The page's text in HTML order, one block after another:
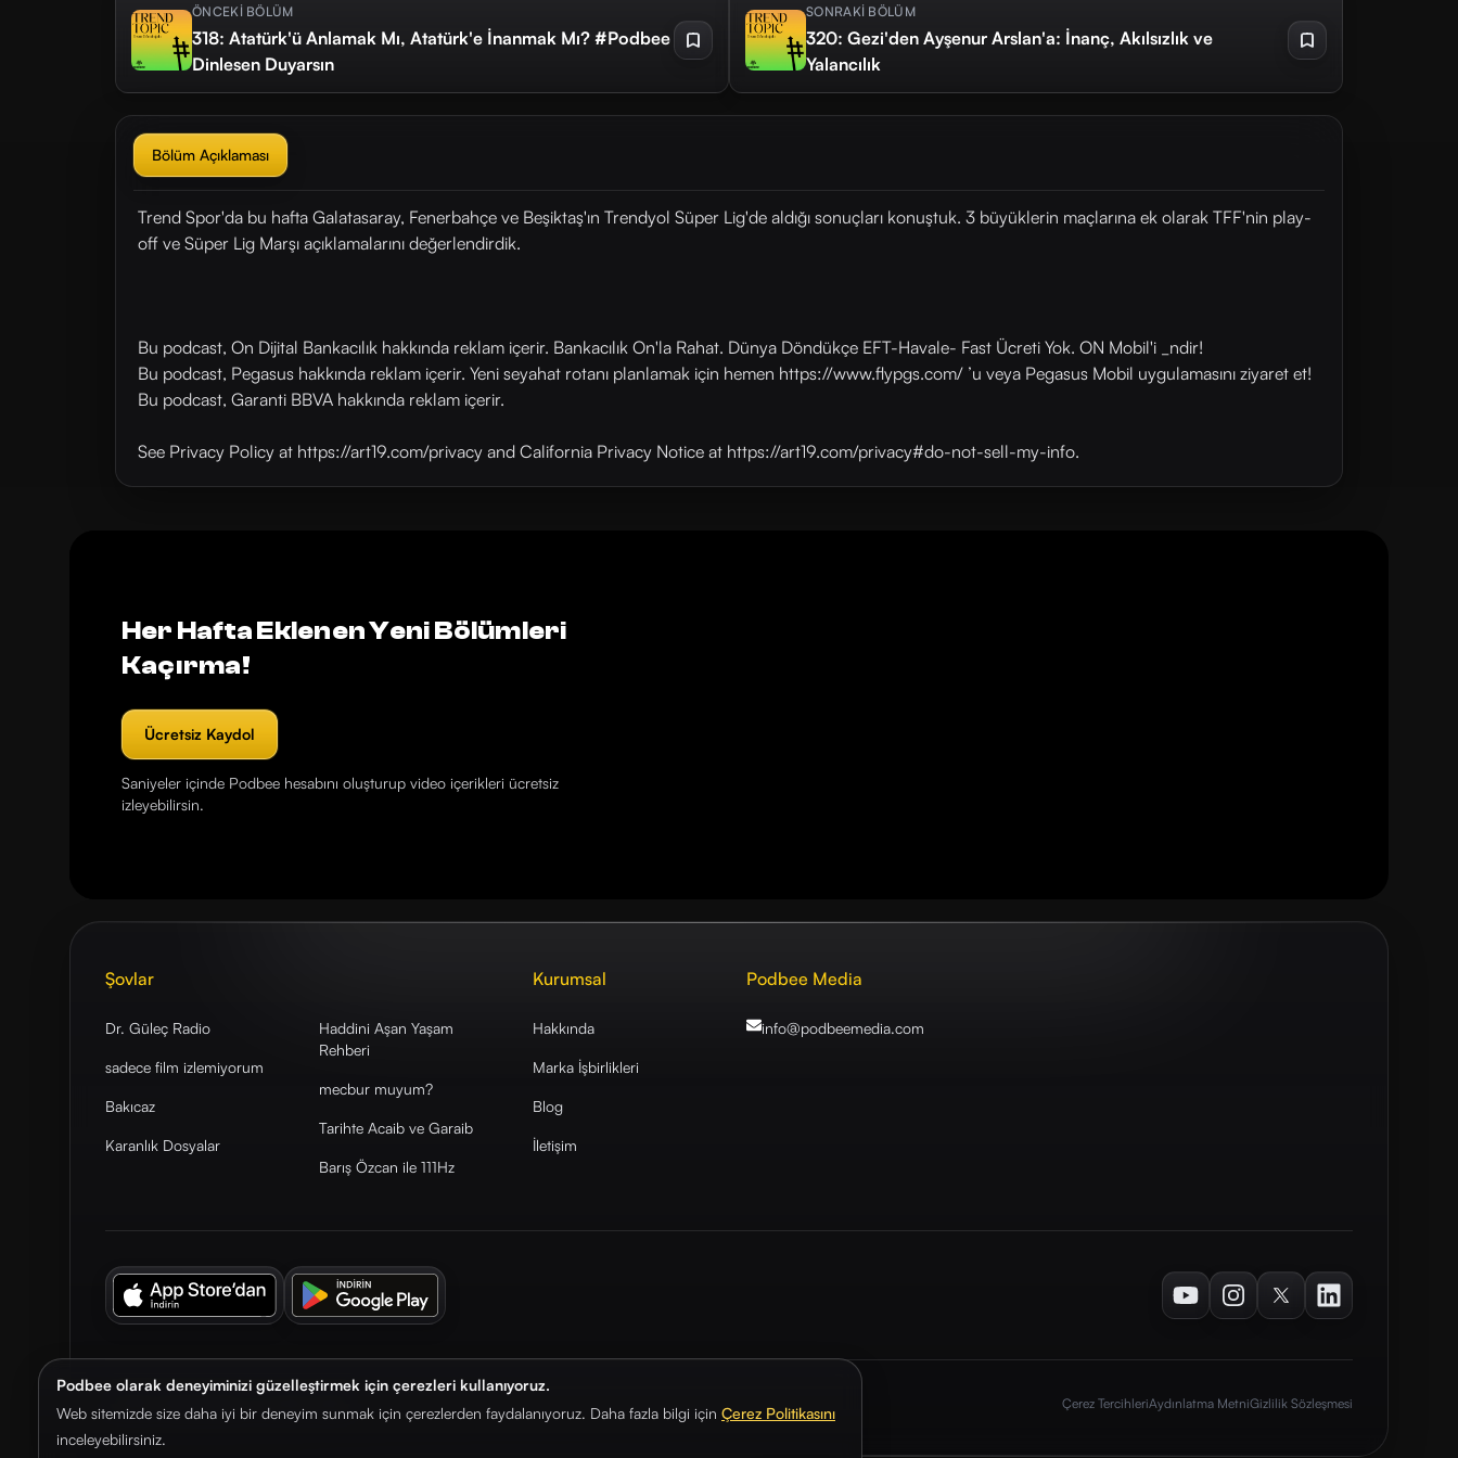
Podbee olarak deneyiminizi güzelleştirmek için çerezleri kullanıyoruz.
Web sitemizde size daha iyi bir deneyim sunmak için çerezlerden faydalanıyoruz. Daha fazla bilgi için Çerez Politikasını
inceleyebilirsiniz.
ÖNCEKİ BÖLÜM
318: Atatürk'ü Anlamak Mı, Atatürk'e İnanmak Mı? #Podbee
Dinlesen Duyarsın
SONRAKİ BÖLÜM
320: Gezi'den Ayşenur Arslan'a: İnanç, Akılsızlık ve
Yalancılık
Bölüm Açıklaması
Trend Spor'da bu hafta Galatasaray, Fenerbahçe ve Beşiktaş'ın Trendyol Süper Lig'de aldığı sonuçları konuştuk. 3 büyüklerin maçlarına ek olarak TFF'nin play-
off ve Süper Lig Marşı açıklamalarını değerlendirdik.
Bu podcast, On Dijital Bankacılık hakkında reklam içerir. Bankacılık On'la Rahat. Dünya Döndükçe EFT-Havale- Fast Ücreti Yok. ON Mobil'i _ndir!
Bu podcast, Pegasus hakkında reklam içerir. Yeni seyahat rotanı planlamak için hemen https://www.flypgs.com/ ’u veya Pegasus Mobil uygulamasını ziyaret et!
Bu podcast, Garanti BBVA hakkında reklam içerir.
See Privacy Policy at https://art19.com/privacy and California Privacy Notice at https://art19.com/privacy#do-not-sell-my-info.
Her Hafta Eklenen Yeni Bölümleri
Kaçırma!
Ücretsiz Kaydol
Saniyeler içinde Podbee hesabını oluşturup video içerikleri ücretsiz
izleyebilirsin.
Şovlar
Dr. Güleç Radio
sadece film izlemiyorum
Bakıcaz
Karanlık Dosyalar
Haddini Aşan Yaşam
Rehberi
mecbur muyum?
Tarihte Acaib ve Garaib
Barış Özcan ile 111Hz
Kurumsal
Hakkında
Marka İşbirlikleri
Blog
İletişim
Podbee Media
info@podbeemedia.com
YoutubeInstagramTwitterLinkedIn
© 2026. Podbee Media. Tüm hakları saklıdır. Çerez TercihleriAydınlatma MetniGizlilik Sözleşmesi